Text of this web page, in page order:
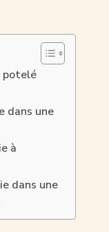
potelé
dans une
à
dans une